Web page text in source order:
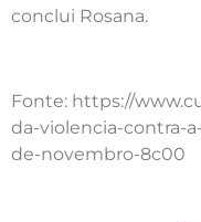
conclui Rosana.
Fonte: https://
da-violencia-contra-
de-novembro-8c00